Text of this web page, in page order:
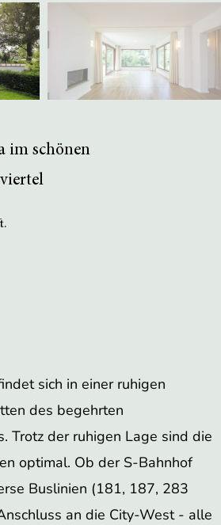
im schönen
sich in einer ruhigen
des begehrten
Trotz der ruhigen Lage sind die
optimal. Ob der S-Bahnhof
Buslinien (181, 187, 283
an die City-West - alle